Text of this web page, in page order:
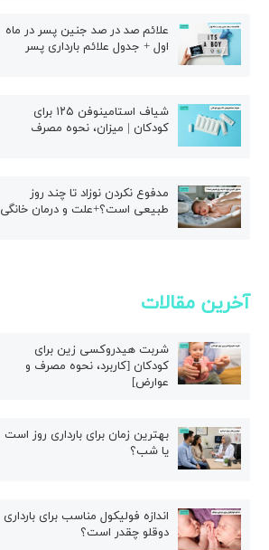
علائم صد در صد جنین پسر در ماه
اول + جدول علائم بارداری پسر
شیاف استامینوفن ۱۲۵ برای
کودکان | میزان، نحوه مصرف
مدفوع نکردن نوزاد تا چند روز
طبیعی است؟+علت و درمان خانگی
آخرین مقالات
شربت هیدروکسی زین برای
کودکان [کاربرد، نحوه مصرف و
عوارض]
بهترین زمان برای بارداری روز است
یا شب؟
اندازه فولیکول مناسب برای بارداری
دوقلو چقدر است؟